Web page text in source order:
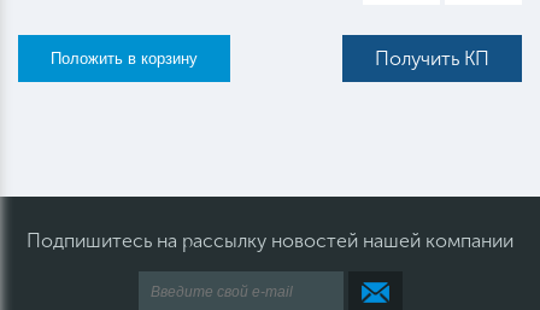
Получить КП
Подпишитесь на рассылку новостей нашей компании